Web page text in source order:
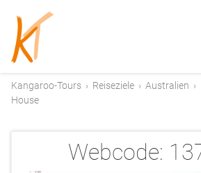
Kangaroo-Tours › Reiseziele › Australien ›
House
Webcode: